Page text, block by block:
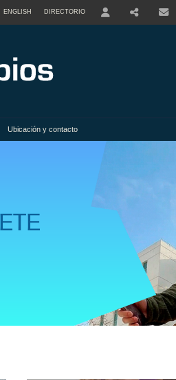
ENGLISH DIRECTORIO
Ubicación y contacto